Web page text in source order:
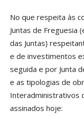
No que respeita às
Juntas de Freguesia
das Juntas)
e de investimentos
seguida e por Junta
e as tipologias de
Interadministrativos
assinados hoje: